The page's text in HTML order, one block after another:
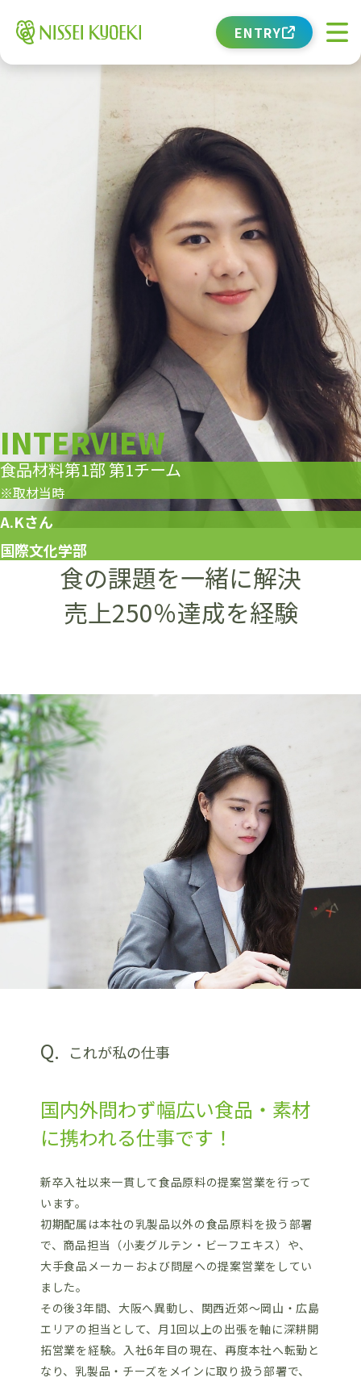
ENTRY
INTERVIEW
食品材料第1部 第1チーム
※取材当時
A.Kさん
国際文化学部
食の課題を一緒に解決
売上250％達成を経験
Q. これが私の仕事
国内外問わず幅広い食品・素材
に携われる仕事です！
新卒入社以来一貫して食品原料の提案営業を行って
います。
初期配属は本社の乳製品以外の食品原料を扱う部署
で、商品担当（小麦グルテン・ビーフエキス）や、
大手食品メーカーおよび問屋への提案営業をしてい
ました。
その後3年間、大阪へ異動し、関西近郊～岡山・広島
エリアの担当として、月1回以上の出張を軸に深耕開
拓営業を経験。入社6年目の現在、再度本社へ転勤と
なり、乳製品・チーズをメインに取り扱う部署で、